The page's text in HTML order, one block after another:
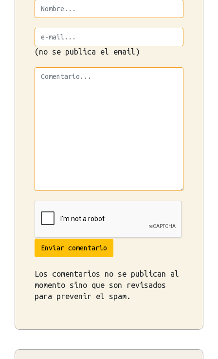
(no se publica el email)
Enviar comentario
Los comentarios no se publican al
momento sino que son revisados
para prevenir el spam.